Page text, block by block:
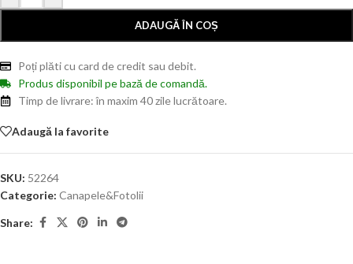
ADAUGĂ ÎN COȘ
Poți plăti cu card de credit sau debit.
Produs disponibil pe bază de comandă.
Timp de livrare: în maxim 40 zile lucrătoare.
Adaugă la favorite
SKU: 52264
Categorie: Canapele&Fotolii
Share: